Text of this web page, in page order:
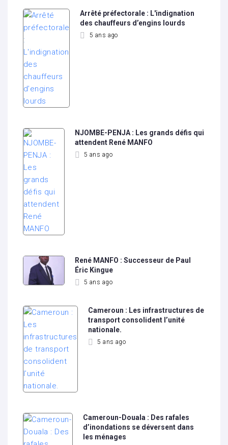
Arrêté préfectorale : L'indignation
des chauffeurs d’engins lourds
5 ans ago
NJOMBE-PENJA : Les grands défis qui
attendent René MANFO
5 ans ago
René MANFO : Successeur de Paul
Éric Kingue
5 ans ago
Cameroun : Les infrastructures de
transport consolident l’unité
nationale.
5 ans ago
Cameroun-Douala : Des rafales
d’inondations se déversent dans
les ménages